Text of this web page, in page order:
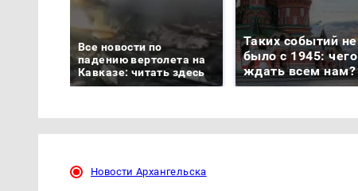
Все новости по
падению вертолета на
Кавказе: читать здесь
Таких событий не
было с 1945: чего
ждать всем нам?
Новости Архангельска